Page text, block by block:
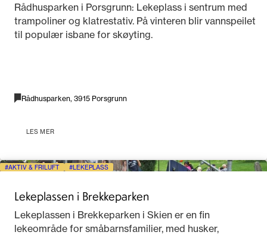
Rådhusparken i Porsgrunn: Lekeplass i sentrum med
trampoliner og klatrestativ. På vinteren blir vannspeilet
til populær isbane for skøyting.
Rådhusparken, 3915 Porsgrunn
LES MER
AKTIV & FRILUFT LEKEPLASS
Lekeplassen i Brekkeparken
Lekeplassen i Brekkeparken i Skien er en fin
lekeområde for småbarnsfamilier, med husker,